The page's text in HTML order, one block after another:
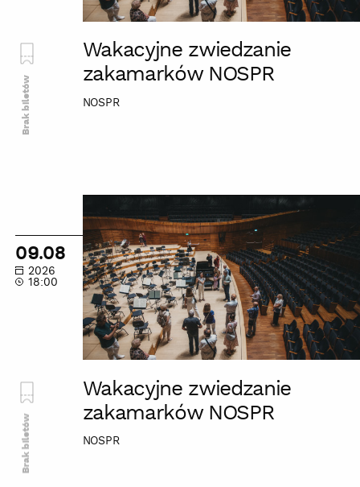
Wakacyjne zwiedzanie
zakamarków NOSPR
NOSPR
Brak biletów
zwiedzanie
zakamarków
NOSPR
09.08
2026
18:00
Wakacyjne zwiedzanie
zakamarków NOSPR
NOSPR
Brak biletów